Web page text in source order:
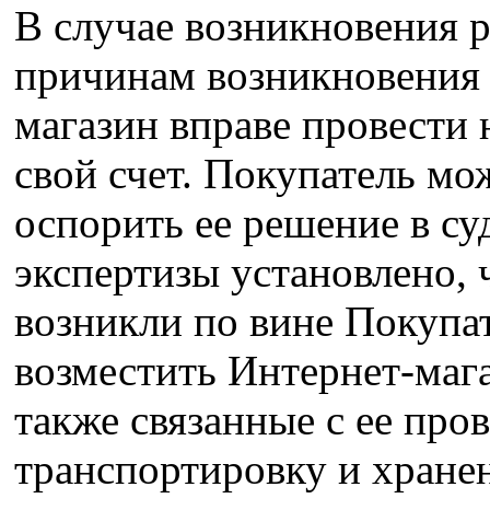
В случае возникновения
причинам
магазин вправе провести
свой счет. Покупатель
оспорить ее решение в
экспертизы установлено,
возникли по вине
возместить Интернет-
также связанные с ее
транспортировку и